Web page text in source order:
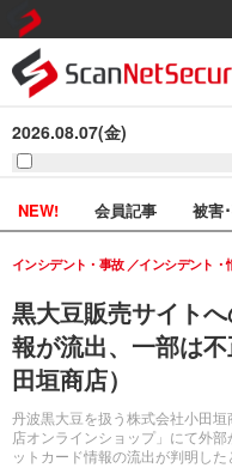
2026.08.07(金)
NEW! 会員記事 被害
黒大豆販売サイト
報が流出、一部は
田垣商店）
丹波黒大豆を扱う株式会社小田
店オンラインショップ」にて外
ットカード情報の流出が判明した
インシデント・事故 インシデント・